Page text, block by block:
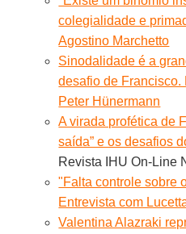
colegialidade e
Agostino Marchetto
Sinodalidade é a
desafio de
Peter Hünermann
A virada profética de
saída” e os desafios
Revista IHU On-Line
"Falta controle sobre
Entrevista com
Valentina Alazraki